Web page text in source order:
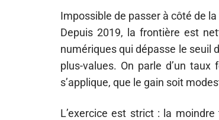
Impossible de passer à côté de
Depuis 2019, la frontière est
numériques qui dépasse le seuil
plus-values. On parle d’un
s’applique, que le gain soit
L’exercice est strict : la